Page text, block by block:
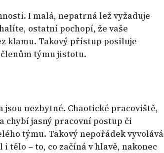
I malá, nepatrná lež vyžaduje
ostatní pochopí, že vaše
klamu. Takový přístup posiluje
týmu jistotu.
nezbytné. Chaotické pracoviště,
chybí jasný pracovní postup či
týmu. Takový nepořádek vyvolává
tělo – to, co začíná v hlavě, nakonec